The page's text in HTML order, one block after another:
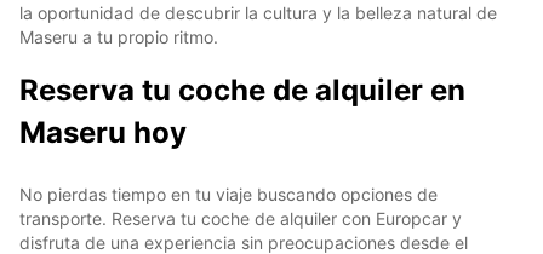
la oportunidad de descubrir la cultura y la belleza natural de
Maseru a tu propio ritmo.
Reserva tu coche de alquiler en
Maseru hoy
No pierdas tiempo en tu viaje buscando opciones de
transporte. Reserva tu coche de alquiler con Europcar y
disfruta de una experiencia sin preocupaciones desde el